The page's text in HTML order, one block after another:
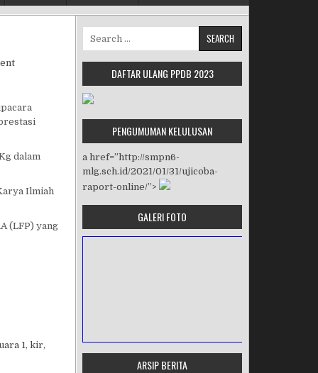
on PRESTASI PESERTA DIDIK
dalam
Ilmiah
(LFP) yang
1, kir,
Search for:
DAFTAR ULANG PPDB 2023
PENGUMUMAN KELULUSAN
a href=”http://smpn6-
mlg.sch.id/2021/01/31/ujicoba-
raport-online/”>
GALERI FOTO
ARSIP BERITA